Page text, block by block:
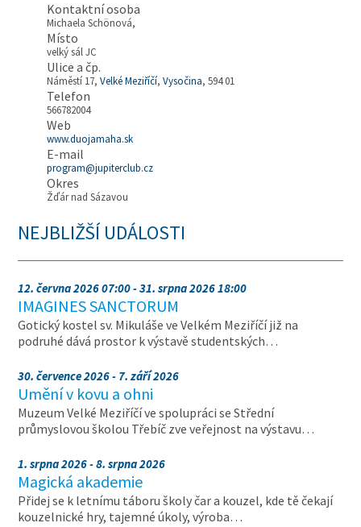
Kontaktní osoba
Michaela Schönová,
Místo
velký sál JC
Ulice a čp.
Náměstí 17,Velké Meziříčí,Vysočina, 594 01
Telefon
566782004
Web
www.duojamaha.sk
E-mail
program@jupiterclub.cz
Okres
Žďár nad Sázavou
NEJBLIŽŠÍ UDÁLOSTI
12. června 2026 07:00 - 31. srpna 2026 18:00
IMAGINES SANCTORUM
Gotický kostel sv. Mikuláše ve Velkém Meziříčí již na
podruhé dává prostor k výstavě studentských…
30. července 2026 - 7. září 2026
Umění v kovu a ohni
Muzeum Velké Meziříčí ve spolupráci se Střední
průmyslovou školou Třebíč zve veřejnost na výstavu…
1. srpna 2026 - 8. srpna 2026
Magická akademie
Přidej se k letnímu táboru školy čar a kouzel, kde tě čekají
kouzelnické hry, tajemné úkoly, výroba…